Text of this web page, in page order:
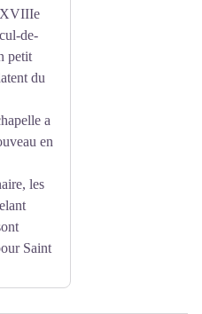
XVIIIe
de-
petit
du
a
en
les
Saint